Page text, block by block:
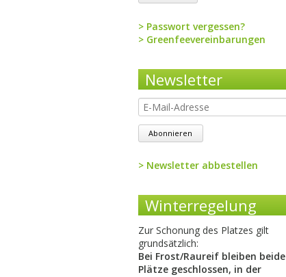
Navigation
Passwort vergessen?
Greenfeevereinbarungen
Newsletter
E-
Mail-
Adresse
Abonnieren
Newsletter abbestellen
Winterregelung
Zur Schonung des Platzes gilt
grundsätzlich:
Bei Frost/Raureif bleiben beide
Plätze geschlossen, in der